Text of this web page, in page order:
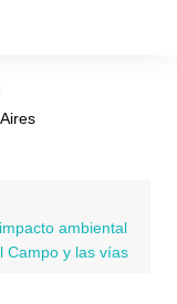
ambiental
Campo y las vías